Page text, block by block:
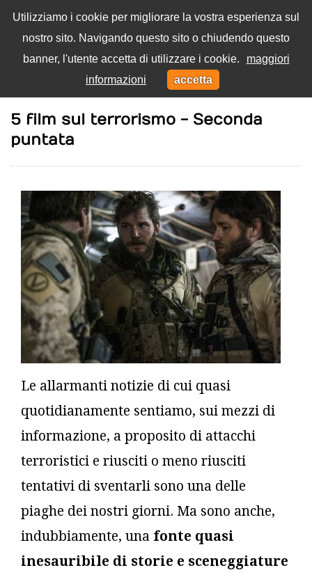
Utilizziamo i cookie per migliorare la vostra esperienza sul
nostro sito. Navigando questo sito o chiudendo questo
banner, l'utente accetta di utilizzare i cookie.
maggiori
informazioni
accetta
Menu
5 film sul terrorismo - Seconda
puntata
Le allarmanti notizie di cui quasi
quotidianamente sentiamo, sui mezzi di
informazione, a proposito di attacchi
terroristici e riusciti o meno riusciti
tentativi di sventarli sono una delle
piaghe dei nostri giorni. Ma sono anche,
indubbiamente, una fonte quasi
inesauribile di storie e sceneggiature